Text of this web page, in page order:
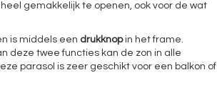
gemakkelijk te openen, ook voor de wat
is middels een drukknopin het frame.
deze twee functies kan de zon in alle
parasol is zeer geschikt voor een balkon of